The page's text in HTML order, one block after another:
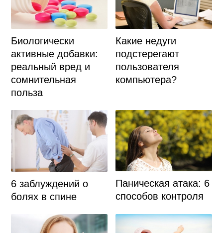
Биологически
активные добавки:
реальный вред и
сомнительная
польза
Какие недуги
подстерегают
пользователя
компьютера?
6 заблуждений о
болях в спине
Паническая атака: 6
способов контроля